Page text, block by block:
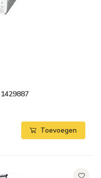
1429887
Toevoegen